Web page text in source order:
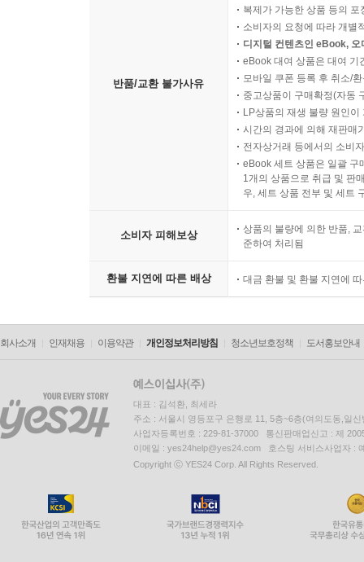
반품/교환 불가사유
복제가 가능한 상품 등의
소비자의 요청에 따라 개별
디지털 컨텐츠인 eBook,
eBook 대여 상품은 대여 기
모바일 쿠폰 등록 후 취소/
중고상품이 구매확정(자동
LP상품의 재생 불량 원인
시간의 경과에 의해 재판매
전자상거래 등에서의 소비
eBook 세트 상품은 일괄 구
1개의 상품으로 취급 및 판
우, 세트 상품 전부 및 세트
소비자 피해보상
상품의 불량에 의한 반품,
준하여 처리됨
환불 지연에 따른 배상 대금 환불 및 환불 지연에
회사소개 인재채용 이용약관 개인정보처리방침 청소년보호정책 도서홍보안내
대표 : 김석환, 최세라
주소 : 서울시 영등포구 은행로 11, 5층~6층(여의도동,일신
사업자등록번호 : 229-81-37000 통신판매업신고 : 제
이메일 : yes24help@yes24.com 호스팅 서비스사업자 :
Copyright ⓒ YES24 Corp. All Rights Reserved.